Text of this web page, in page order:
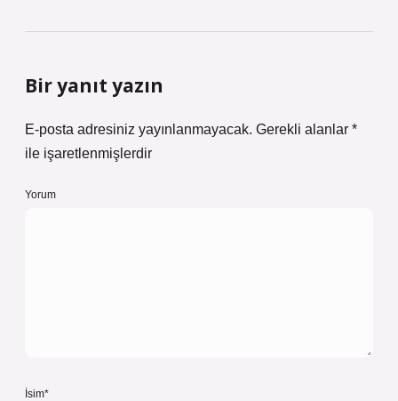
Bir yanıt yazın
E-posta adresiniz yayınlanmayacak. Gerekli alanlar *
ile işaretlenmişlerdir
Yorum
İsim*